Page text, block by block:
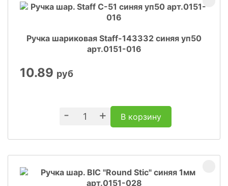
Ручка шариковая Staff-143332 синяя уп50
арт.0151-016
10.89 руб
- + В корзину